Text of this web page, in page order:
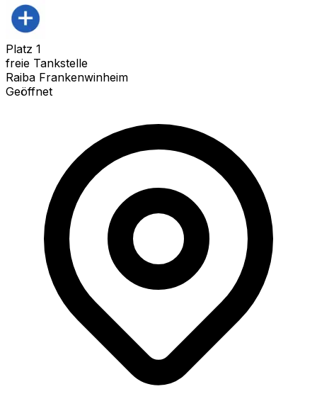
Platz 1
freie Tankstelle
Raiba Frankenwinheim
Geöffnet